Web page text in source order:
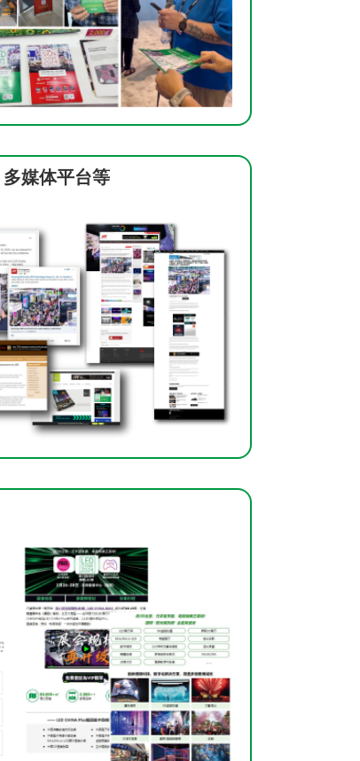
媒体平台等